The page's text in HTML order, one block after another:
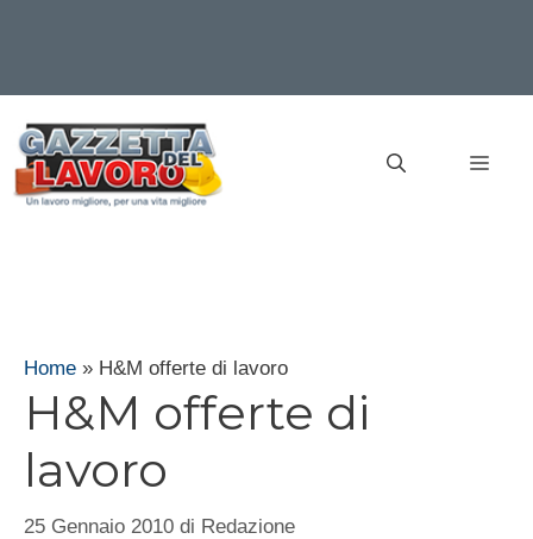
contenuto
Home » H&M offerte di lavoro
H&M offerte di
lavoro
25 Gennaio 2010 di Redazione